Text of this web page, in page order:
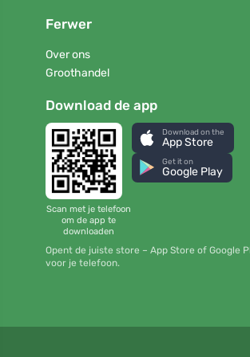
Ferwer
Over ons
Groothandel
Download de app
Scan met je telefoon
om de app te
downloaden
Download on the
App Store
Get it on
Google Play
Opent de juiste store – App Store of Google
voor je telefoon.